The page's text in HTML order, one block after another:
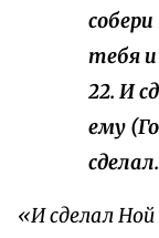
тебя
22. И
ему
сделал.
«И сделал